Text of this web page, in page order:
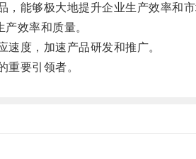
能够极大地提升企业生产效率和市
效率和质量。
度，加速产品研发和推广。
要引领者。